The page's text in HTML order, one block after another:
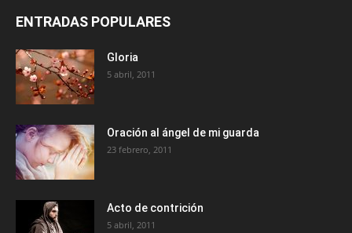
ENTRADAS POPULARES
Gloria
5 abril, 2011
Oración al ángel de mi guarda
23 febrero, 2011
Acto de contrición
5 abril, 2011